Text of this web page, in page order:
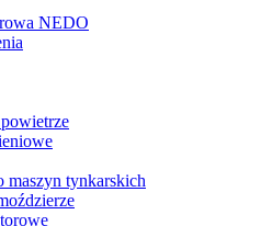
NEDO
maszyn tynkarskich